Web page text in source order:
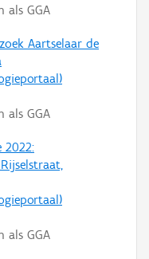
als GGA
Aartselaar de
als GGA
2022:
als GGA